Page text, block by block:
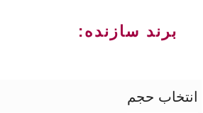
برند سازنده:
انتخاب حجم